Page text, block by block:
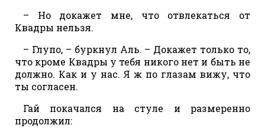
– Но докажет мне, что отвлекаться от
Квадры нельзя.
– Глупо, – буркнул Аль. – Докажет только то,
что кроме Квадры у тебя никого нет и быть не
должно. Как и у нас. Я ж по глазам вижу, что
ты согласен.
Гай покачался на стуле и размеренно
продолжил: